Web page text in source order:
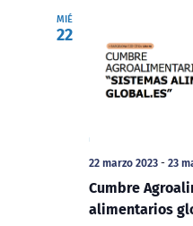
MIÉ
22
22 marzo 2023- 23
Cumbre
alimentarios